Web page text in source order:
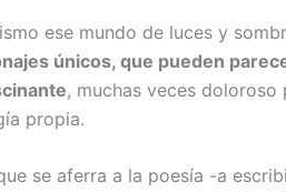
ese mundo de luces y
únicos, que pueden
, muchas veces doloroso
propia.
se aferra a la poesía -a